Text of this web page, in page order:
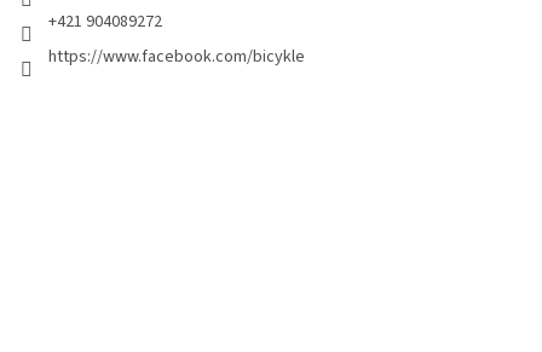
+421 904089272
https://www.facebook.com/bicykle